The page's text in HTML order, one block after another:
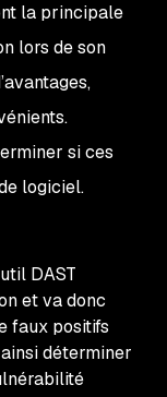
la principale
lors de son
si ces
logiciel.
DAST
et va donc
faux positifs
ainsi déterminer